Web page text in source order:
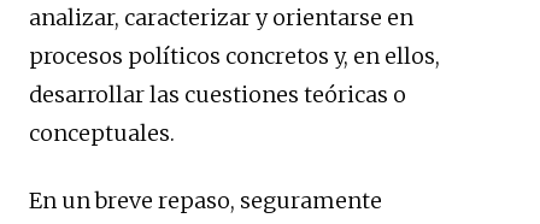
analizar, caracterizar y orientarse en
procesos políticos concretos y, en ellos,
desarrollar las cuestiones teóricas o
conceptuales.
En un breve repaso, seguramente